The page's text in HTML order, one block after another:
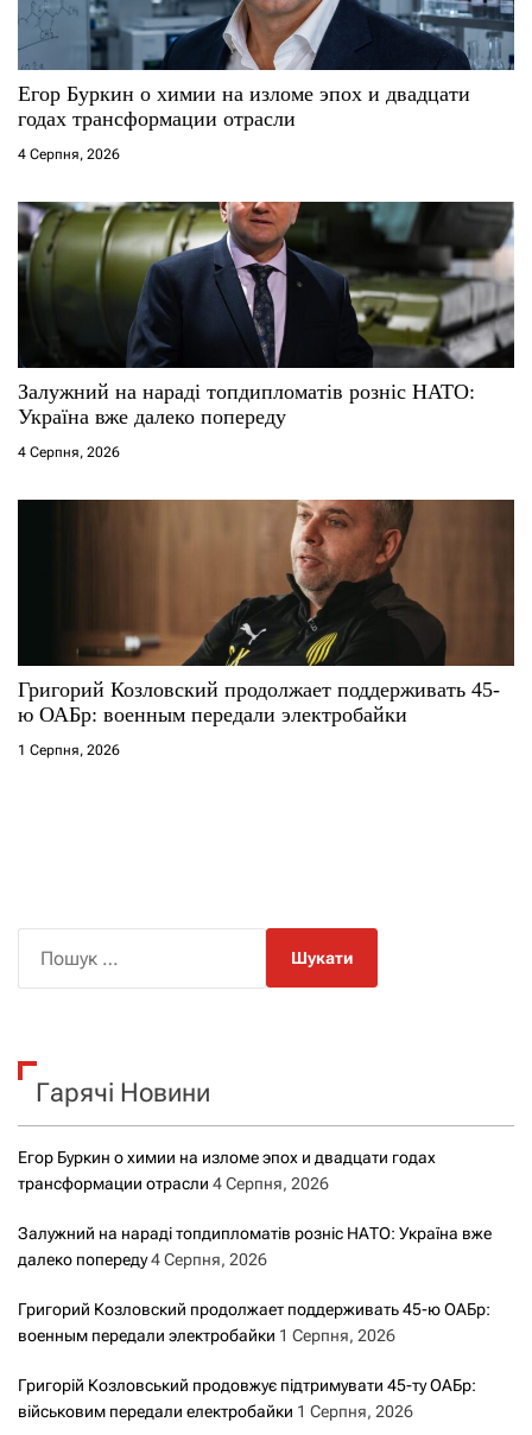
Егор Буркин о химии на изломе эпох и двадцати
годах трансформации отрасли
4 Серпня, 2026
Залужний на нараді топдипломатів розніс НАТО:
Україна вже далеко попереду
4 Серпня, 2026
Григорий Козловский продолжает поддерживать 45-
ю ОАБр: военным передали электробайки
1 Серпня, 2026
к
Гарячі Новини
Егор Буркин о химии на изломе эпох и двадцати годах
трансформации отрасли 4 Серпня, 2026
Залужний на нараді топдипломатів розніс НАТО: Україна вже
далеко попереду4 Серпня, 2026
Григорий Козловский продолжает поддерживать 45-ю ОАБр:
военным передали электробайки 1 Серпня, 2026
Григорій Козловський продовжує підтримувати 45-ту ОАБр:
військовим передали електробайки 1 Серпня, 2026